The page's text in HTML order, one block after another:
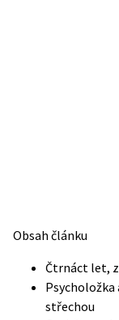
Obsah článku
Čtrnáct let,
Psycholožka
střechou